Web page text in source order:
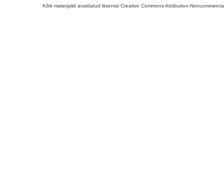
Kõik materjalid avaldatud litsentsi Creative Commons Attribution-